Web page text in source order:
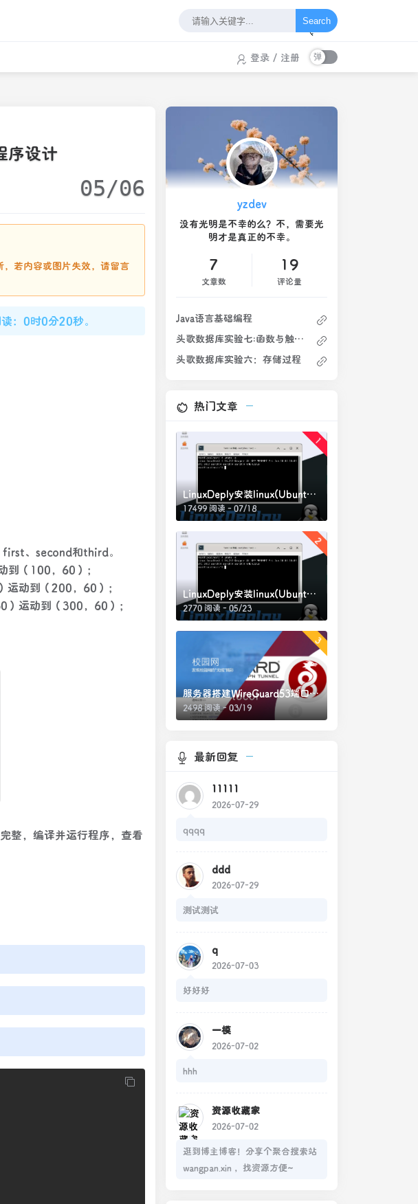
Search
登录 / 注册
序设计
05/06
若内容或图片失效，请留言
：0时0分21秒。
、second和third。
（100，60）；
动到（200，60）；
运动到（300，60）；
整，编译并运行程序，查看
yzdev
没有光明是不幸的么？不，需要光
明才是真正的不幸。
7
文章数
19
评论量
Java语言基础编程
头歌数据库实验七:函数与触发器
头歌数据库实验六：存储过程
热门文章
1
LinuxDeply安装linux(Ubuntu22.04)超详细教程(需root)，完整网站运行环境的Ubuntu打包文件(2)
17499 阅读 - 07/18
2
LinuxDeply安装linux(Ubuntu22.04)超详细教程(需root)，完整网站运行环境的Ubuntu打包文件
2770 阅读 - 05/23
3
服务器搭建WireGuard53端口绕过校园网网页认证
2498 阅读 - 03/19
最新回复
11111
2026-07-29
qqqq
ddd
2026-07-29
测试测试
q
2026-07-03
好好好
一模
2026-07-02
hhh
资源收藏家
2026-07-02
逛到博主博客！分享个聚合搜索站
wangpan.xin ，找资源方便~